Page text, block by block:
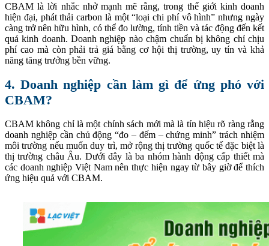
CBAM là lời nhắc nhở mạnh mẽ rằng, trong thế giới kinh doanh
hiện đại, phát thải carbon là một “loại chi phí vô hình” nhưng ngày
càng trở nên hữu hình, có thể đo lường, tính tiền và tác động đến kết
quả kinh doanh. Doanh nghiệp nào chậm chuẩn bị không chỉ chịu
phí cao mà còn phải trả giá bằng cơ hội thị trường, uy tín và khả
năng tăng trưởng bền vững.
4. Doanh nghiệp cần làm gì để ứng phó với
CBAM?
CBAM không chỉ là một chính sách mới mà là tín hiệu rõ ràng rằng
doanh nghiệp cần chủ động “đo – đếm – chứng minh” trách nhiệm
môi trường nếu muốn duy trì, mở rộng thị trường quốc tế đặc biệt là
thị trường châu Âu. Dưới đây là ba nhóm hành động cấp thiết mà
các doanh nghiệp Việt Nam nên thực hiện ngay từ bây giờ để thích
ứng hiệu quả với CBAM.